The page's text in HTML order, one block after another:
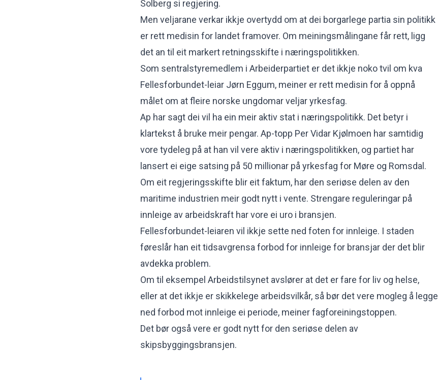
Solberg si regjering.
Men veljarane verkar ikkje overtydd om at dei borgarlege partia sin politikk
er rett medisin for landet framover. Om meiningsmålingane får rett, ligg
det an til eit markert retningsskifte i næringspolitikken.
Som sentralstyremedlem i Arbeiderpartiet er det ikkje noko tvil om kva
Fellesforbundet-leiar Jørn Eggum, meiner er rett medisin for å oppnå
målet om at fleire norske ungdomar veljar yrkesfag.
Ap har sagt dei vil ha ein meir aktiv stat i næringspolitikk. Det betyr i
klartekst å bruke meir pengar. Ap-topp Per Vidar Kjølmoen har samtidig
vore tydeleg på at han vil vere aktiv i næringspolitikken, og partiet har
lansert ei eige satsing på 50 millionar på yrkesfag for Møre og Romsdal.
Om eit regjeringsskifte blir eit faktum, har den seriøse delen av den
maritime industrien meir godt nytt i vente. Strengare reguleringar på
innleige av arbeidskraft har vore ei uro i bransjen.
Fellesforbundet-leiaren vil ikkje sette ned foten for innleige. I staden
føreslår han eit tidsavgrensa forbod for innleige for bransjar der det blir
avdekka problem.
Om til eksempel Arbeidstilsynet avslører at det er fare for liv og helse,
eller at det ikkje er skikkelege arbeidsvilkår, så bør det vere mogleg å legge
ned forbod mot innleige ei periode, meiner fagforeiningstoppen.
Det bør også vere er godt nytt for den seriøse delen av
skipsbyggingsbransjen.